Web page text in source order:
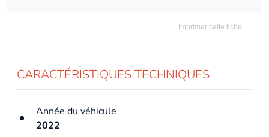
Imprimer cette fiche
CARACTÉRISTIQUES TECHNIQUES
Année du véhicule
2022